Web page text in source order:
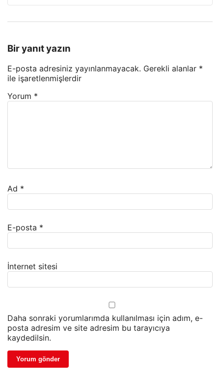
Bir yanıt yazın
E-posta adresiniz yayınlanmayacak. Gerekli alanlar *
ile işaretlenmişlerdir
Yorum *
Ad *
E-posta *
İnternet sitesi
Daha sonraki yorumlarımda kullanılması için adım, e-
posta adresim ve site adresim bu tarayıcıya
kaydedilsin.